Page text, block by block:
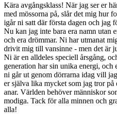
Kära avgångsklass! När jag ser er
med mössorna på, slår det mig hur
igår ni satt där första dagen och jag
Nu kan jag inte bara era namn utan
och era drömmar. Ni har utmanat
drivit mig till vansinne - men det är
Ni är en alldeles speciell årsgång,
generation har sin unika energi, och
ni går ut genom dörrarna idag vill
er själva lika mycket som jag tror
anar. Världen behöver människor
modiga. Tack för alla minnen och
alla!